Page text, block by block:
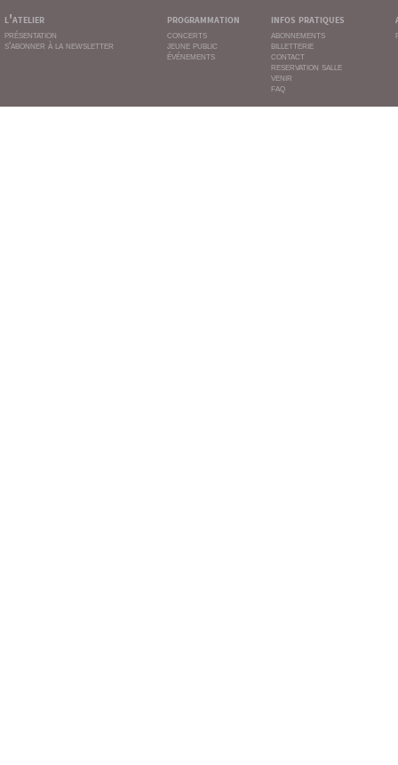
l'atelier
présentation
s'abonner à la newsletter
programmation
concerts
jeune public
événements
infos pratiques
abonnements
billetterie
contact
reservation salle
venir
faq